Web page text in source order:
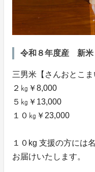
令和８年度産 新米
三男米【さんおとこ
２㎏￥8,000
５㎏￥13,000
１０㎏￥23,000
１０kg 支援の方には
お届けいたします。